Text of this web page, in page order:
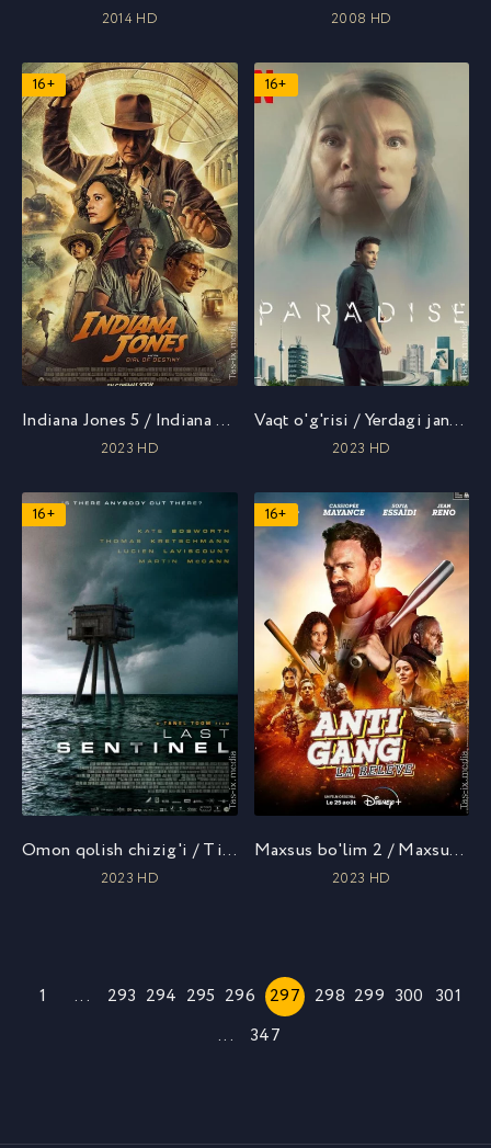
2014 HD 2008 HD
16+
Indiana Jones 5 / Indiana Jons 5 va taqdir g'ildiragi / Индиана Джонс и колесо судьбы / Uzbek tilida / O'zbekcha tarjima
2023 HD
16+
Vaqt o'g'risi / Yerdagi jannat / Рай земной / Рай / Uzbek tilida / O'zbekcha tarjima
2023 HD
16+
Omon qolish chizig'i / Tirik qolish chizig'i / Рубеж выживания / Uzbek tilida / O'zbekcha tarjima
2023 HD
16+
Maxsus bo'lim 2 / Maxsus guruh 2 / Antigang 2 / Антиганг: Преемственность / Uzbek tilida / O'zbekcha tarjima
2023 HD
1 ... 293 294 295 296 297 298 299 300 301
...
347